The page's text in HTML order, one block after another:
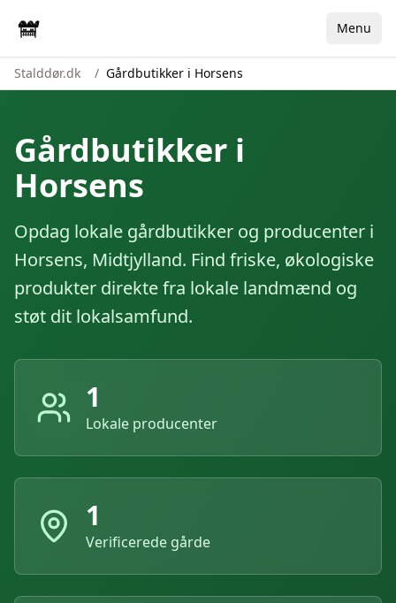
Menu
Stalddør.dk / Gårdbutikker i Horsens
Gårdbutikker i
Horsens
Opdag lokale gårdbutikker og producenter i
Horsens, Midtjylland. Find friske, økologiske
produkter direkte fra lokale landmænd og
støt dit lokalsamfund.
1
Lokale producenter
1
Verificerede gårde